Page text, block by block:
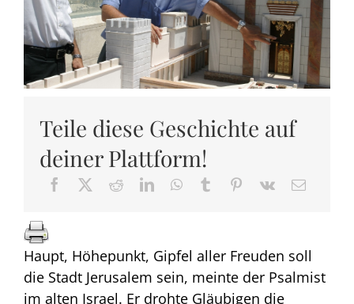
Teile diese Geschichte auf
deiner Plattform!
Haupt, Höhepunkt, Gipfel aller Freuden soll
die Stadt Jerusalem sein, meinte der Psalmist
im alten Israel. Er drohte Gläubigen die